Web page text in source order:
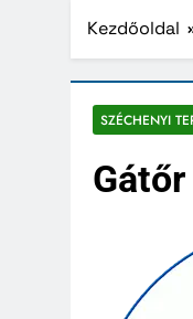
Kezdőoldal
SZÉCHENYI